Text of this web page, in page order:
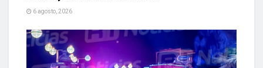
6 agosto, 2026